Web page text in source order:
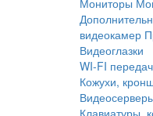
Мониторы
видеокамер
Видеоглазки
WI-FI
Кожухи,